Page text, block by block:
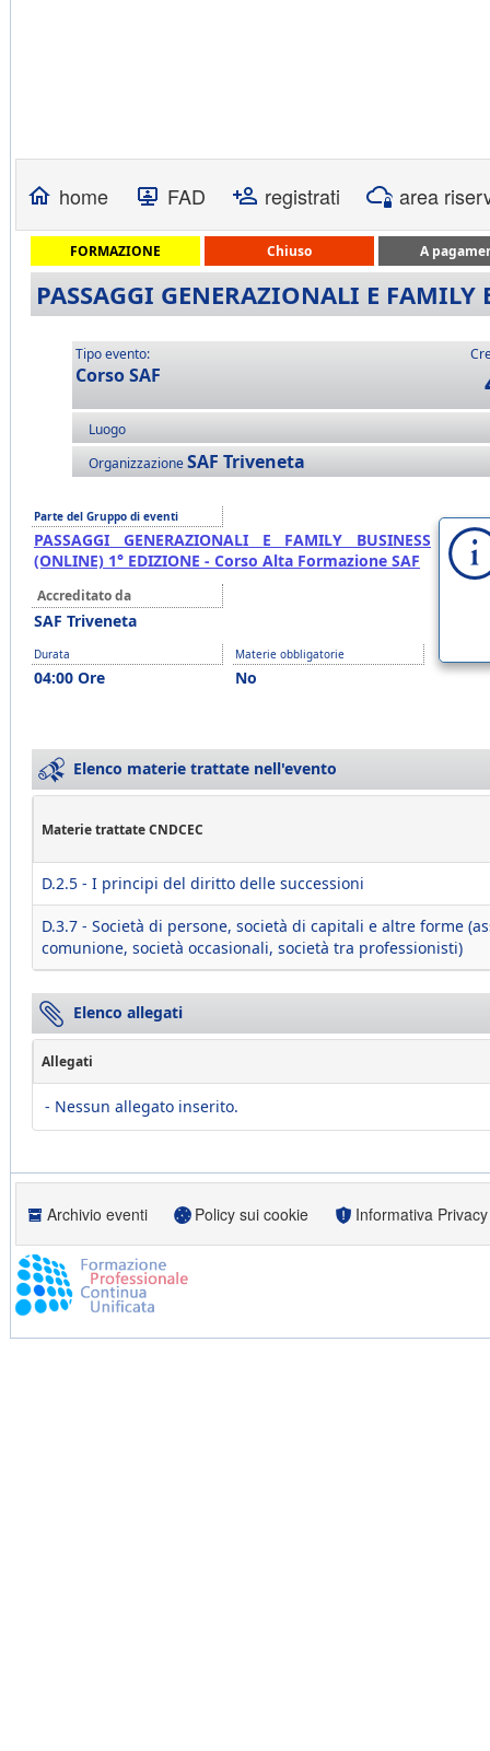
home FAD registrati area
FORMAZIONE Chiuso A
PASSAGGI GENERAZIONALI E
Tipo evento:
Corso SAF
Luogo
OrganizzazioneSAF Triveneta
Parte del Gruppo di eventi
PASSAGGI GENERAZIONALI E FAMILY BUSINESS
(ONLINE) 1° EDIZIONE - Corso Alta Formazione SAF
Accreditato da
SAF Triveneta
Durata
04:00 Ore
Materie obbligatorie
No
Elenco materie trattate nell'evento
Materie trattate CNDCEC
D.2.5 - I principi del diritto delle successioni
D.3.7 - Società di persone, società di capitali e altre forme
comunione, società occasionali, società tra professionisti)
Elenco allegati
Allegati
- Nessun allegato inserito.
Archivio eventi Policy sui cookie Informativa Privacy